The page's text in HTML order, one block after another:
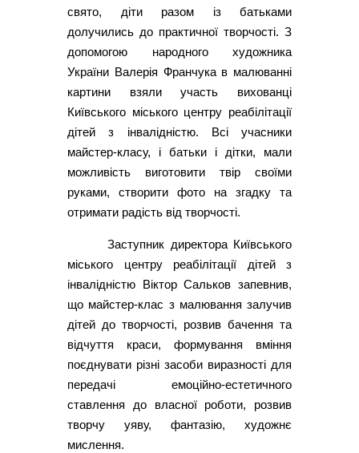
свято, діти разом із батьками
долучились до практичної творчості. З
допомогою народного художника
України Валерія Франчука в малюванні
картини взяли участь вихованці
Київського міського центру реабілітації
дітей з інвалідністю. Всі учасники
майстер-класу, і батьки і дітки, мали
можливість виготовити твір своїми
руками, створити фото на згадку та
отримати радість від творчості.
Заступник директора Київського
міського центру реабілітації дітей з
інвалідністю Віктор Сальков запевнив,
що майстер-клас з малювання залучив
дітей до творчості, розвив бачення та
відчуття краси, формування вміння
поєднувати різні засоби виразності для
передачі емоційно-естетичного
ставлення до власної роботи, розвив
творчу уяву, фантазію, художнє
мислення.